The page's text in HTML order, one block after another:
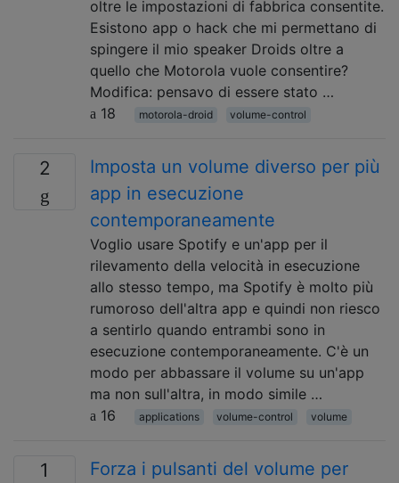
oltre le impostazioni di fabbrica consentite.
Esistono app o hack che mi permettano di
spingere il mio speaker Droids oltre a
quello che Motorola vuole consentire?
Modifica: pensavo di essere stato …
18
motorola-droid volume-control
2
Imposta un volume diverso per più
app in esecuzione
contemporaneamente
Voglio usare Spotify e un'app per il
rilevamento della velocità in esecuzione
allo stesso tempo, ma Spotify è molto più
rumoroso dell'altra app e quindi non riesco
a sentirlo quando entrambi sono in
esecuzione contemporaneamente. C'è un
modo per abbassare il volume su un'app
ma non sull'altra, in modo simile …
16
applications volume-control volume
1
Forza i pulsanti del volume per